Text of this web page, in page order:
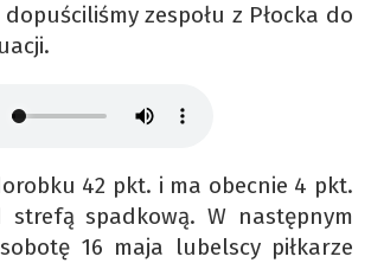
zespołu z Płocka do
42 pkt. i ma obecnie 4 pkt.
strefą spadkową. W następnym
16 maja lubelscy piłkarze